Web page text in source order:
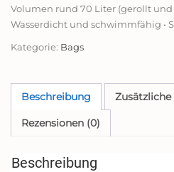
Volumen rund 70 Liter (gerollt und
Wasserdicht und schwimmfähig •
Kategorie: Bags
Beschreibung
Rezensionen (0)
Beschreibung